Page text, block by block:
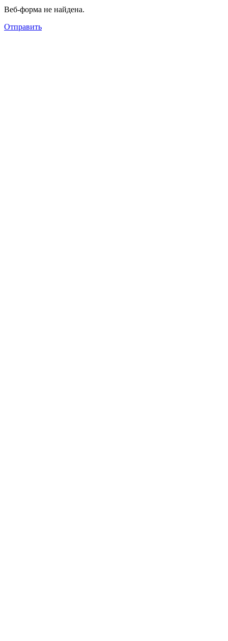
Веб-форма не найдена.
Отправить